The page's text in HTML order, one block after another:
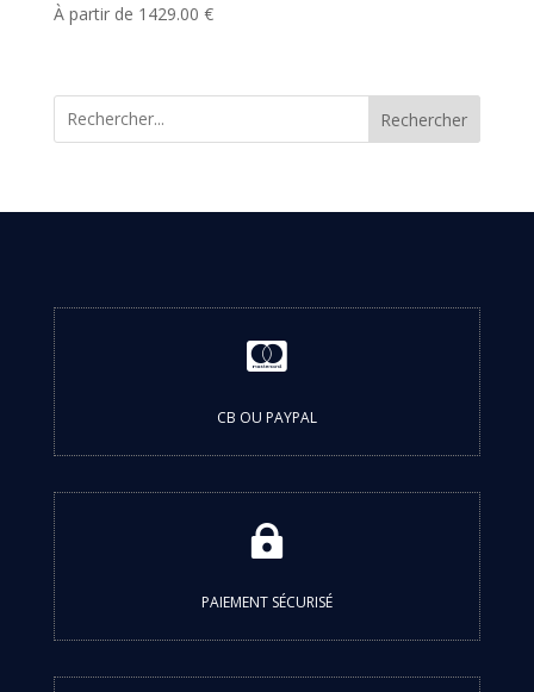
À partir de 1429.00 €
Rechercher

CB OU PAYPAL

PAIEMENT SÉCURISÉ